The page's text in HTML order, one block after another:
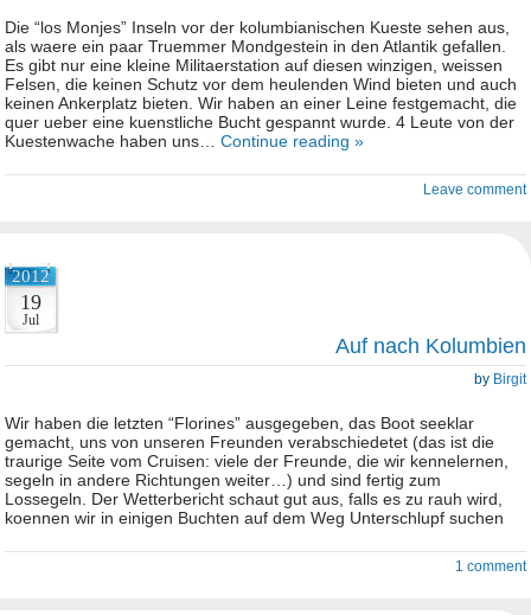
Die “los Monjes” Inseln vor der kolumbianischen Kueste sehen aus,
als waere ein paar Truemmer Mondgestein in den Atlantik gefallen.
Es gibt nur eine kleine Militaerstation auf diesen winzigen, weissen
Felsen, die keinen Schutz vor dem heulenden Wind bieten und auch
keinen Ankerplatz bieten. Wir haben an einer Leine festgemacht, die
quer ueber eine kuenstliche Bucht gespannt wurde. 4 Leute von der
Kuestenwache haben uns… Continue reading »
Leave comment
2012
19
Jul
Auf nach Kolumbien
by Birgit
Wir haben die letzten “Florines” ausgegeben, das Boot seeklar
gemacht, uns von unseren Freunden verabschiedetet (das ist die
traurige Seite vom Cruisen: viele der Freunde, die wir kennelernen,
segeln in andere Richtungen weiter…) und sind fertig zum
Lossegeln. Der Wetterbericht schaut gut aus, falls es zu rauh wird,
koennen wir in einigen Buchten auf dem Weg Unterschlupf suchen
1 comment